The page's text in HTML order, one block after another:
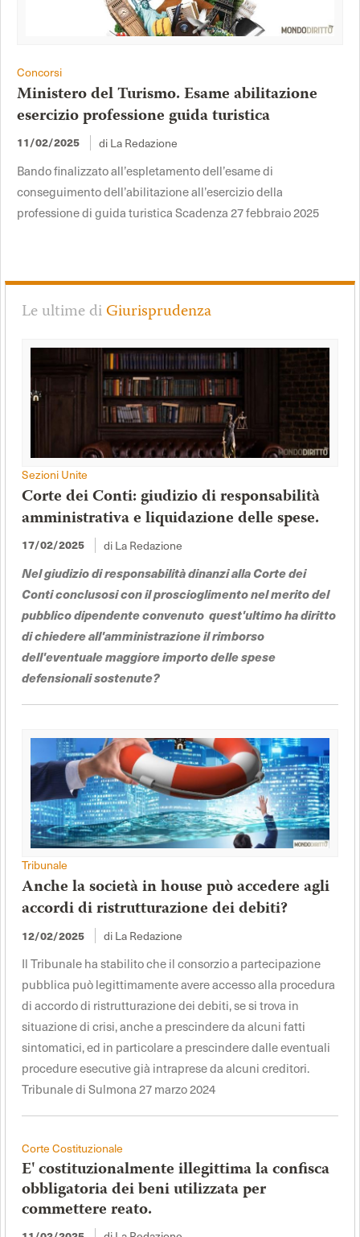
Concorsi
Ministero del Turismo. Esame abilitazione
esercizio professione guida turistica
11/02/2025 di La Redazione
Bando finalizzato all’espletamento dell’esame di
conseguimento dell’abilitazione all’esercizio della
professione di guida turistica Scadenza 27 febbraio 2025
Le ultime diGiurisprudenza
Sezioni Unite
Corte dei Conti: giudizio di responsabilità
amministrativa e liquidazione delle spese.
17/02/2025 di La Redazione
Nel giudizio di responsabilità dinanzi alla Corte dei
Conti conclusosi con il proscioglimento nel merito del
pubblico dipendente convenuto quest'ultimo ha diritto
di chiedere all'amministrazione il rimborso
dell'eventuale maggiore importo delle spese
defensionali sostenute?
Tribunale
Anche la società in house può accedere agli
accordi di ristrutturazione dei debiti?
12/02/2025 di La Redazione
Il Tribunale ha stabilito che il consorzio a partecipazione
pubblica può legittimamente avere accesso alla procedura
di accordo di ristrutturazione dei debiti, se si trova in
situazione di crisi, anche a prescindere da alcuni fatti
sintomatici, ed in particolare a prescindere dalle eventuali
procedure esecutive già intraprese da alcuni creditori.
Tribunale di Sulmona 27 marzo 2024
Corte Costituzionale
E' costituzionalmente illegittima la confisca
obbligatoria dei beni utilizzata per
commettere reato.